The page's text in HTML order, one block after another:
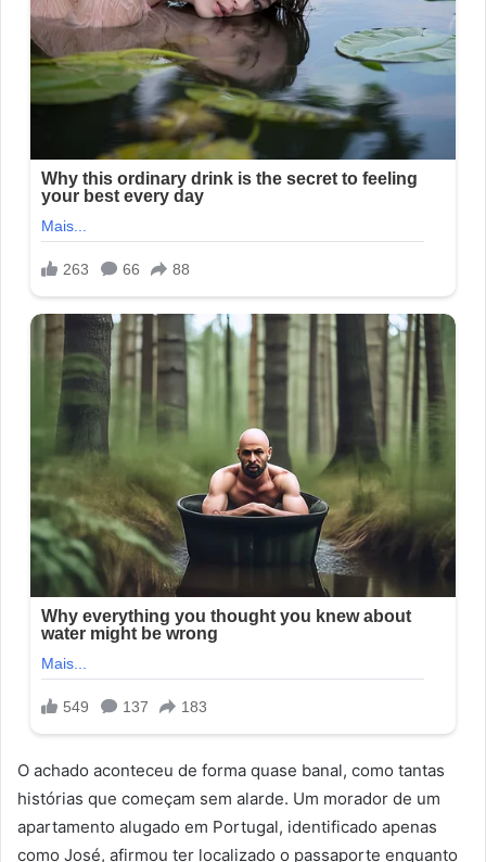
O achado aconteceu de forma quase banal, como tantas
histórias que começam sem alarde. Um morador de um
apartamento alugado em Portugal, identificado apenas
como José, afirmou ter localizado o passaporte enquanto